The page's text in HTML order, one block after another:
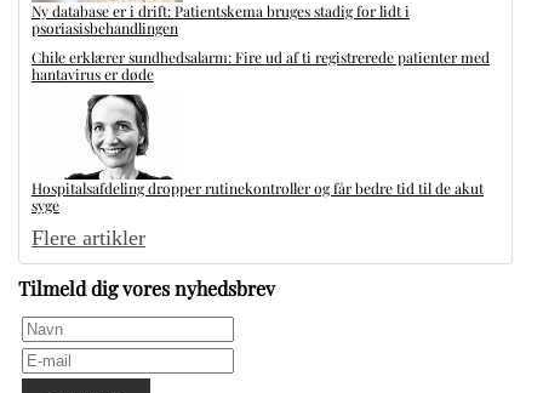
Ny database er i drift: Patientskema bruges stadig for lidt i
psoriasisbehandlingen
Chile erklærer sundhedsalarm: Fire ud af ti registrerede patienter med
hantavirus er døde
Hospitalsafdeling dropper rutinekontroller og får bedre tid til de akut
syge
Flere artikler
Tilmeld dig vores nyhedsbrev